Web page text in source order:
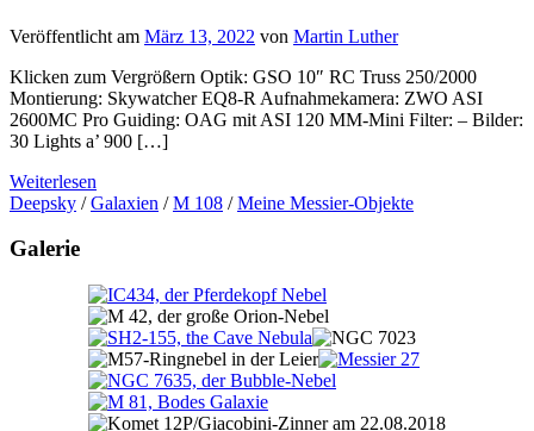
Veröffentlicht am März 13, 2022 von Martin Luther
Klicken zum Vergrößern Optik: GSO 10″ RC Truss 250/2000
Montierung: Skywatcher EQ8-R Aufnahmekamera: ZWO ASI
2600MC Pro Guiding: OAG mit ASI 120 MM-Mini Filter: – Bilder:
30 Lights a’ 900 […]
Weiterlesen
Deepsky /Galaxien /M 108 /Meine Messier-Objekte
Galerie